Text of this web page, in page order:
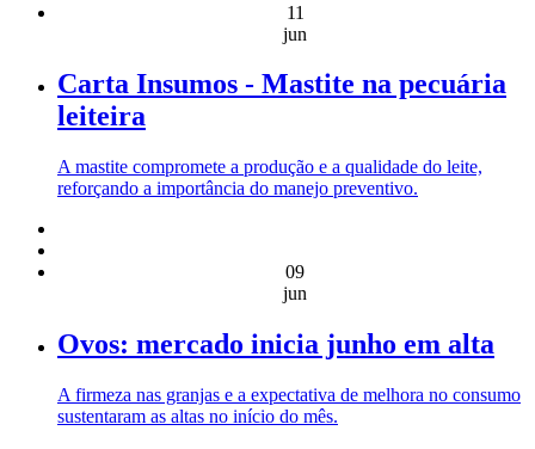
11
jun
Carta Insumos - Mastite na pecuária
leiteira
A mastite compromete a produção e a qualidade do leite,
reforçando a importância do manejo preventivo.
09
jun
Ovos: mercado inicia junho em alta
A firmeza nas granjas e a expectativa de melhora no consumo
sustentaram as altas no início do mês.